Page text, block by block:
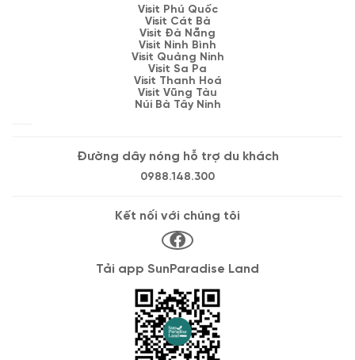
Visit Phú Quốc
Visit Cát Bà
Visit Đà Nẵng
Visit Ninh Bình
Visit Quảng Ninh
Visit Sa Pa
Visit Thanh Hoá
Visit Vũng Tàu
Núi Bà Tây Ninh
Đường dây nóng hỗ trợ du khách
0988.148.300
Kết nối với chúng tôi
Tải app SunParadise Land